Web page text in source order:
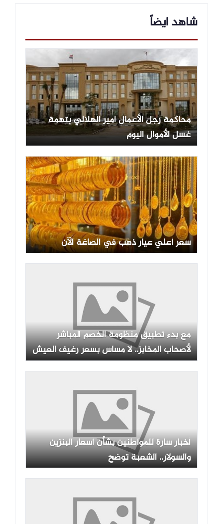
شاهد ايضاً
محاكمة رجل الأعمال أمير الهلالي بتهمة
غسل الأموال اليوم
سعر أعلي عيار ذهب في الصاغة الآن
مع بدء تطبيق منظومة الخصم المباشر
لأصحاب المخابز.. لا مساس بسعر رغيف العيش
أخبار سارة للمواطنين بشأن أسعار البنزين
والسولار.. الشعبة توضح